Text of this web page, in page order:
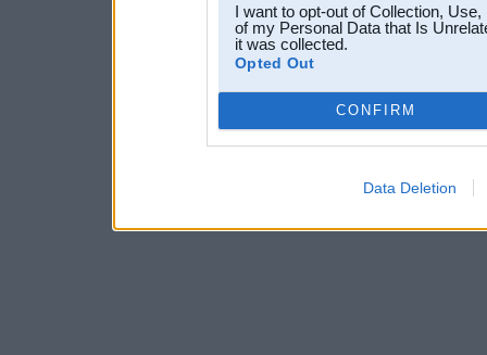
I want to opt-out of Collection,
of my Personal Data that Is
it was collected.
Opted Out
CONFIRM
Data Deletion